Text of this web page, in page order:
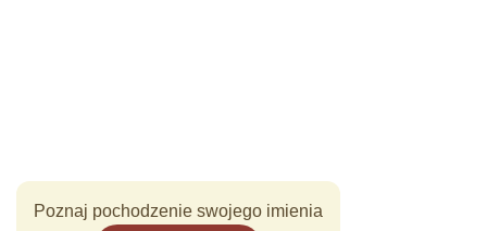
Poznaj pochodzenie swojego imienia